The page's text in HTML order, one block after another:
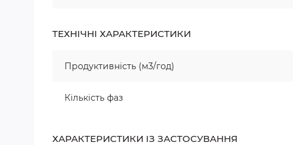
ТЕХНІЧНІ ХАРАКТЕРИСТИКИ
Продуктивність (м3/год)
Кількість фаз
ХАРАКТЕРИСТИКИ ІЗ ЗАСТОСУВАННЯ